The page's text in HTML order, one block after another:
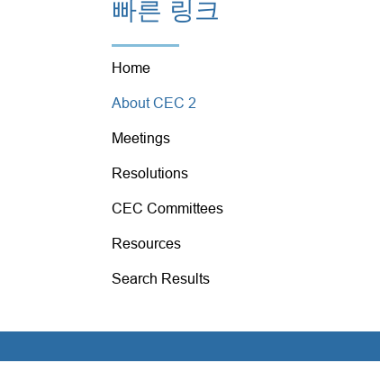
빠른 링크
Home
About CEC 2
Meetings
Resolutions
CEC Committees
Resources
Search Results